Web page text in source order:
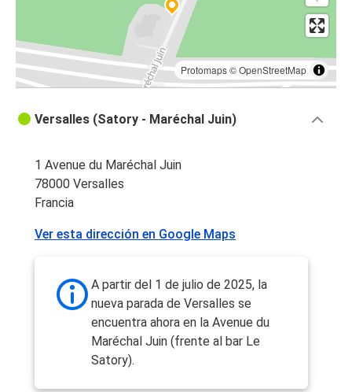
Protomaps©OpenStreetMap
Versalles (Satory - Maréchal Juin)
1 Avenue du Maréchal Juin
78000 Versalles
Francia
Ver esta dirección en Google Maps
A partir del 1 de julio de 2025, la
nueva parada de Versalles se
encuentra ahora en la Avenue du
Maréchal Juin (frente al bar Le
Satory).